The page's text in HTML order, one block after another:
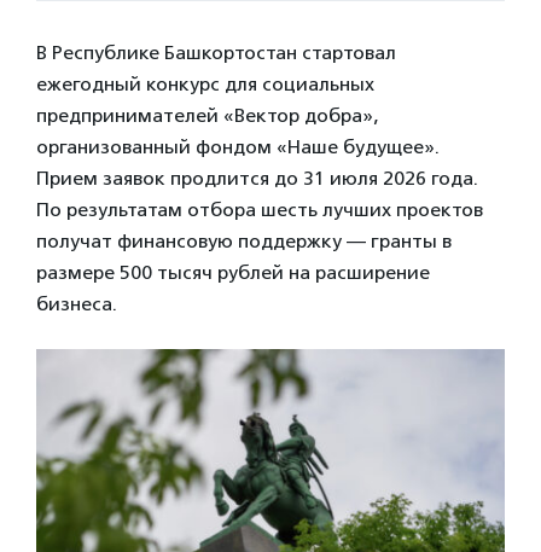
В Республике Башкортостан стартовал
ежегодный конкурс для социальных
предпринимателей «Вектор добра»,
организованный фондом «Наше будущее».
Прием заявок продлится до 31 июля 2026 года.
По результатам отбора шесть лучших проектов
получат финансовую поддержку — гранты в
размере 500 тысяч рублей на расширение
бизнеса.